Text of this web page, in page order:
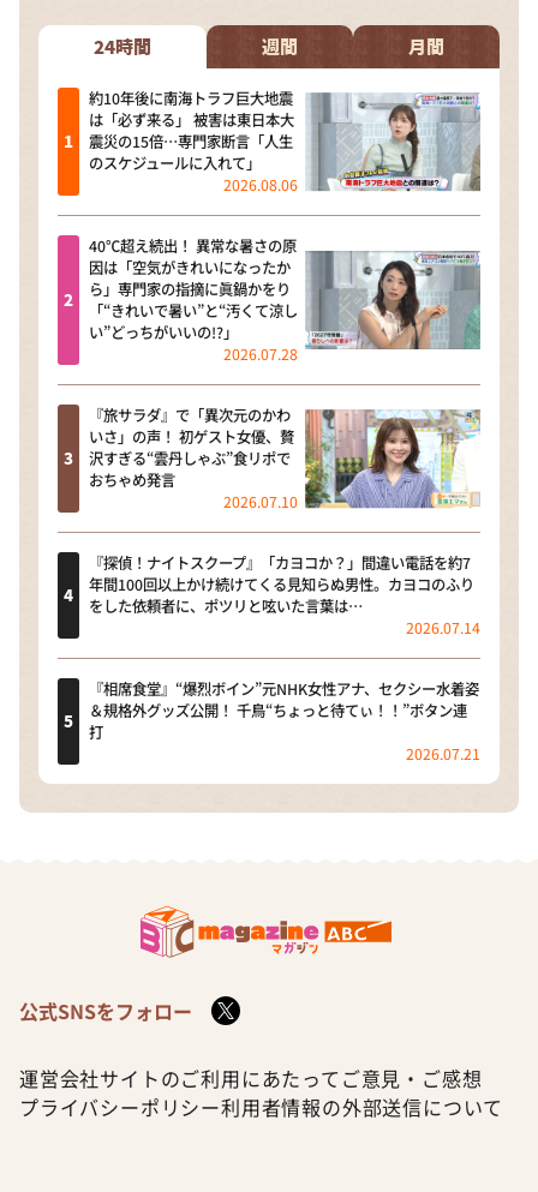
24時間 週間 月間
約10年後に南海トラフ巨大地震
は「必ず来る」 被害は東日本大
震災の15倍…専門家断言「人生
のスケジュールに入れて」
2026.08.06
40℃超え続出！ 異常な暑さの原
因は「空気がきれいになったか
ら」専門家の指摘に眞鍋かをり
「“きれいで暑い”と“汚くて涼し
い”どっちがいいの!?」
2026.07.28
『旅サラダ』で「異次元のかわ
いさ」の声！ 初ゲスト女優、贅
沢すぎる“雲丹しゃぶ”食リポで
おちゃめ発言
2026.07.10
『探偵！ナイトスクープ』「カヨコか？」間違い電話を約7
年間100回以上かけ続けてくる見知らぬ男性。カヨコのふり
をした依頼者に、ポツリと呟いた言葉は…
2026.07.14
『相席食堂』“爆烈ボイン”元NHK女性アナ、セクシー水着姿
＆規格外グッズ公開！ 千鳥“ちょっと待てぃ！！”ボタン連
打
2026.07.21
公式SNSをフォロー
運営会社サイトのご利用にあたって ご意見・ご感想
プライバシーポリシー利用者情報の外部送信について